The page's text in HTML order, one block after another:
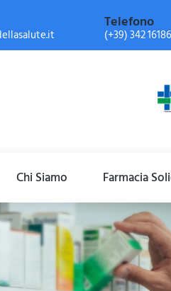
Telefono
(+39) 342
Chi Siamo Farmacia